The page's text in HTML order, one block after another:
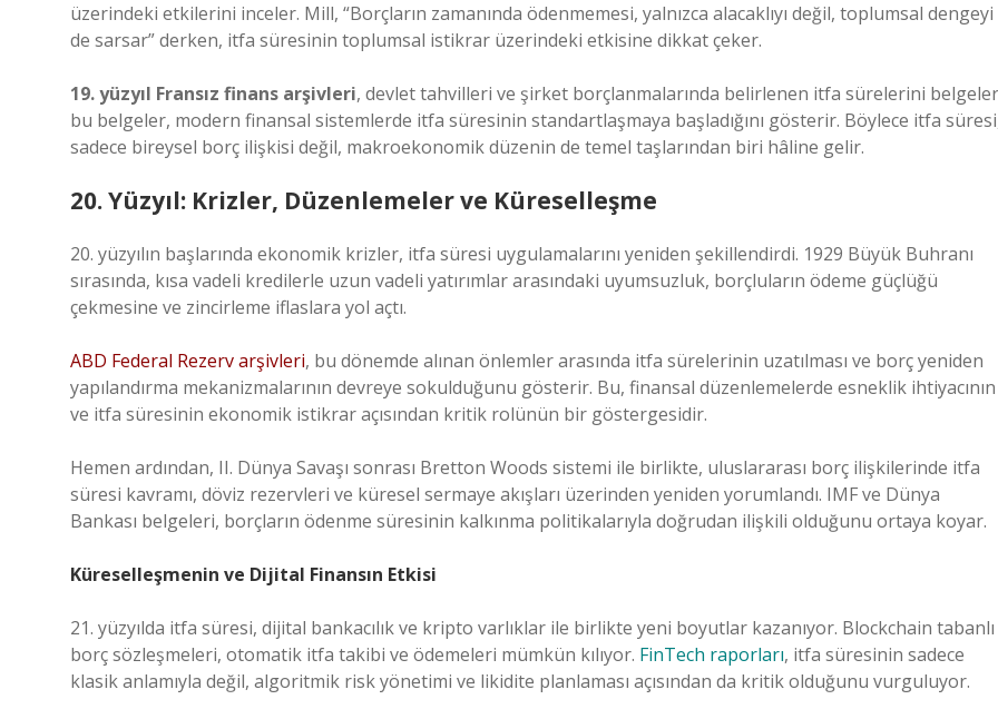
üzerindeki etkilerini inceler. Mill, “Borçların zamanında ödenmemesi, yalnızca alacaklıyı değil, toplumsal dengeyi
de sarsar” derken, itfa süresinin toplumsal istikrar üzerindeki etkisine dikkat çeker.
19. yüzyıl Fransız finans arşivleri, devlet tahvilleri ve şirket borçlanmalarında belirlenen itfa sürelerini
bu belgeler, modern finansal sistemlerde itfa süresinin standartlaşmaya başladığını gösterir. Böylece itfa
sadece bireysel borç ilişkisi değil, makroekonomik düzenin de temel taşlarından biri hâline gelir.
20. Yüzyıl: Krizler, Düzenlemeler ve Küreselleşme
20. yüzyılın başlarında ekonomik krizler, itfa süresi uygulamalarını yeniden şekillendirdi. 1929 Büyük Buhranı
sırasında, kısa vadeli kredilerle uzun vadeli yatırımlar arasındaki uyumsuzluk, borçluların ödeme güçlüğü
çekmesine ve zincirleme iflaslara yol açtı.
ABD Federal Rezerv arşivleri, bu dönemde alınan önlemler arasında itfa sürelerinin uzatılması ve borç yeniden
yapılandırma mekanizmalarının devreye sokulduğunu gösterir. Bu, finansal düzenlemelerde esneklik ihtiyacının
ve itfa süresinin ekonomik istikrar açısından kritik rolünün bir göstergesidir.
Hemen ardından, II. Dünya Savaşı sonrası Bretton Woods sistemi ile birlikte, uluslararası borç ilişkilerinde itfa
süresi kavramı, döviz rezervleri ve küresel sermaye akışları üzerinden yeniden yorumlandı. IMF ve Dünya
Bankası belgeleri, borçların ödenme süresinin kalkınma politikalarıyla doğrudan ilişkili olduğunu ortaya koyar.
Küreselleşmenin ve Dijital Finansın Etkisi
21. yüzyılda itfa süresi, dijital bankacılık ve kripto varlıklar ile birlikte yeni boyutlar kazanıyor. Blockchain tabanlı
borç sözleşmeleri, otomatik itfa takibi ve ödemeleri mümkün kılıyor. FinTech raporları, itfa süresinin sadece
klasik anlamıyla değil, algoritmik risk yönetimi ve likidite planlaması açısından da kritik olduğunu vurguluyor.